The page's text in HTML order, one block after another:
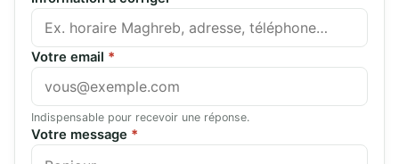
Votre email *
Indispensable pour recevoir une réponse.
Votre message *